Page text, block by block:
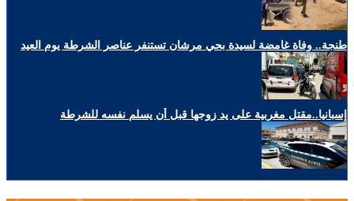
طنجة.. وفاة غامضة لسيدة بحي مرشان تستنفر عناصر الشرطة يوم العيد
إسبانيا..مقتل مغربية على يد زوجها قبل أن يسلم نفسه للشرطة